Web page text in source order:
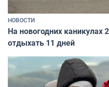
НОВОСТИ
На новогодних каникулах
отдыхать 11 дней